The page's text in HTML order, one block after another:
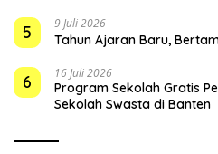
5 9 Juli 2026
Tahun Ajaran Baru,
6 16 Juli 2026
Program Sekolah Gratis
Sekolah Swasta di Banten